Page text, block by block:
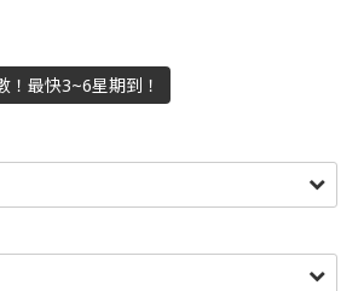
！最快3~6星期到！